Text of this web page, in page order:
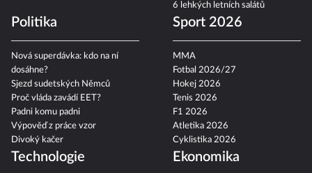
6 lehkých letních salátů
Politika
Nová superdávka: kdo na ní
dosáhne?
Sjezd sudetských Němců
Proč vláda zavádí EET?
Padni komu padni
Výpověď z práce vzor
Divoký kačer
Sport 2026
MMA
Fotbal 2026/27
Hokej 2026
Tenis 2026
F1 2026
Atletika 2026
Cyklistika 2026
Technologie Ekonomika